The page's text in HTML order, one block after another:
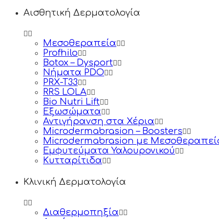
Αισθητική Δερματολογία
Μεσοθεραπεία
Profhilo
Botox – Dysport
Νήματα PDO
PRX-T33
RRS LOLA
Bio Nutri Lift
Εξωσώματα
Αντιγήρανση στα Χέρια
Microdermabrasion – Boosters
Microdermabrasion με
Εμφυτεύματα Υαλουρονικού
Κυτταρίτιδα
Κλινική Δερματολογία
Διαθερμοπηξία